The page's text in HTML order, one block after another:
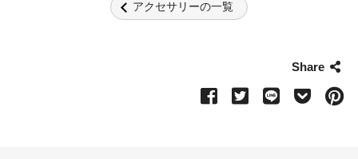
アクセサリーの一覧
Share